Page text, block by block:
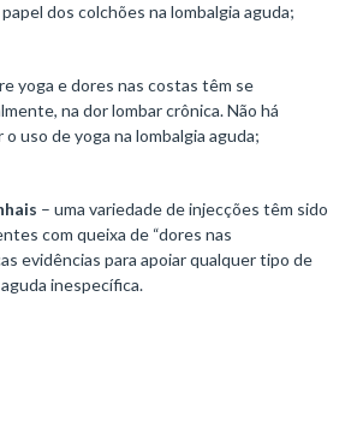
dos colchões na lombalgia aguda;
yoga e dores nas costas têm se
na dor lombar crônica. Não há
uso de yoga na lombalgia aguda;
– uma variedade de injecções têm sido
com queixa de “dores nas
evidências para apoiar qualquer tipo de
inespecífica.